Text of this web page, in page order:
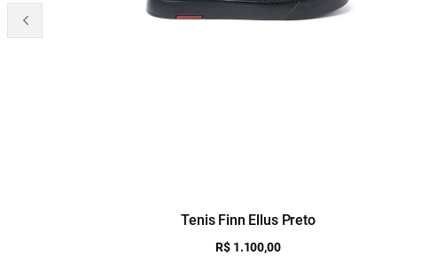
Tenis Finn Ellus Preto
R$ 1.100,00